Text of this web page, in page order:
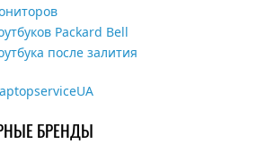
Packard Bell
после залития
БРЕНДЫ